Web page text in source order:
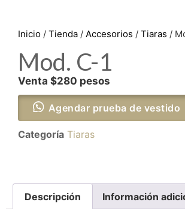
Inicio / Tienda / Accesorios / Tiaras /
Mod. C-1
Venta $280 pesos
Agendar prueba de vestido
Categoría Tiaras
Descripción Información